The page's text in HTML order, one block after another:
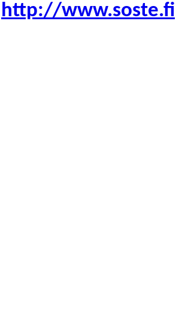
http://www.soste.fi